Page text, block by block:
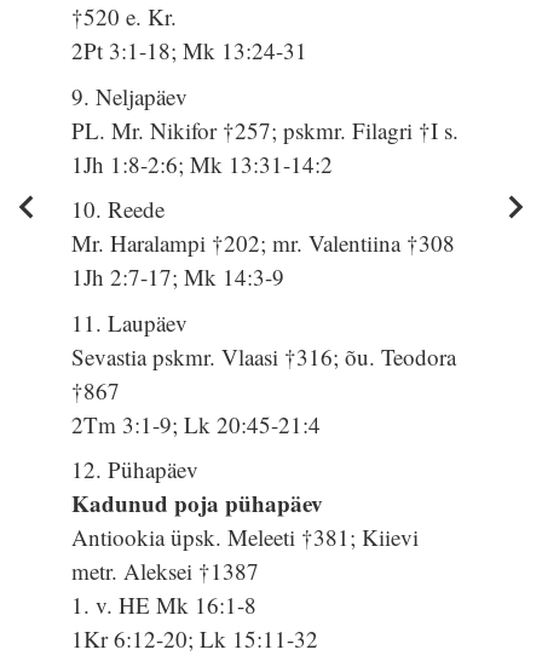
†520 e. Kr.
2Pt 3:1-18; Mk 13:24-31
9. Neljapäev
PL. Mr. Nikifor †257; pskmr. Filagri †I s.
1Jh 1:8-2:6; Mk 13:31-14:2
10. Reede
Mr. Haralampi †202; mr. Valentiina †308
1Jh 2:7-17; Mk 14:3-9
11. Laupäev
Sevastia pskmr. Vlaasi †316; õu. Teodora
†867
2Tm 3:1-9; Lk 20:45-21:4
12. Pühapäev
Kadunud poja pühapäev
Antiookia üpsk. Meleeti †381; Kiievi
metr. Aleksei †1387
1. v. HE Mk 16:1-8
1Kr 6:12-20; Lk 15:11-32